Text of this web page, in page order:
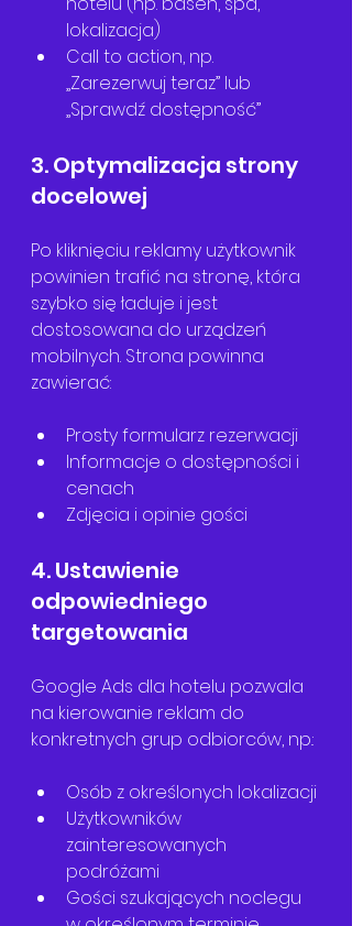
lokalizacja)
Call to action, np.
„Zarezerwuj teraz” lub
„Sprawdź dostępność”
3. Optymalizacja strony
docelowej
Po kliknięciu reklamy użytkownik
powinien trafić na stronę, która
szybko się ładuje i jest
dostosowana do urządzeń
mobilnych. Strona powinna
zawierać:
Prosty formularz rezerwacji
Informacje o dostępności i
cenach
Zdjęcia i opinie gości
4. Ustawienie
odpowiedniego
targetowania
Google Ads dla hotelu pozwala
na kierowanie reklam do
konkretnych grup odbiorców, np.:
Osób z określonych lokalizacji
Użytkowników
zainteresowanych
podróżami
Gości szukających noclegu